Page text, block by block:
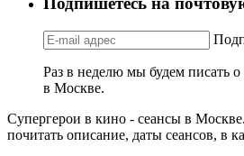
Раз в неделю мы будем писать
в Москве.
Супергерои в кино - сеансы в
почитать описание, даты сеансов, в